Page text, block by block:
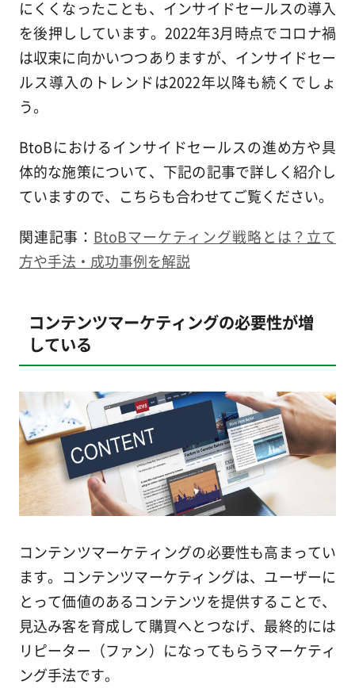
にくくなったことも、インサイドセールスの導入
を後押ししています。2022年3月時点でコロナ禍
は収束に向かいつつありますが、インサイドセー
ルス導入のトレンドは2022年以降も続くでしょ
う。
BtoBにおけるインサイドセールスの進め方や具
体的な施策について、下記の記事で詳しく紹介し
ていますので、こちらも合わせてご覧ください。
関連記事： BtoBマーケティング戦略とは？立て
方や手法・成功事例を解説
コンテンツマーケティングの必要性が増
している
コンテンツマーケティングの必要性も高まってい
ます。コンテンツマーケティングは、ユーザーに
とって価値のあるコンテンツを提供することで、
見込み客を育成して購買へとつなげ、最終的には
リピーター（ファン）になってもらうマーケティ
ング手法です。